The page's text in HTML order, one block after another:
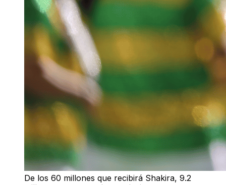
De los 60 millones que recibirá Shakira, 9.2